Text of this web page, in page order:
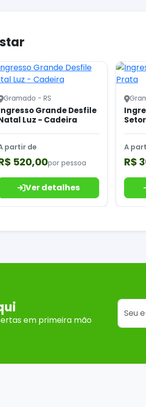
Gramado - RS
Grande Desfile
Luz - Cadeira
partir de
520,00por pessoa
Ver detalhes
A
R$
em primeira mão